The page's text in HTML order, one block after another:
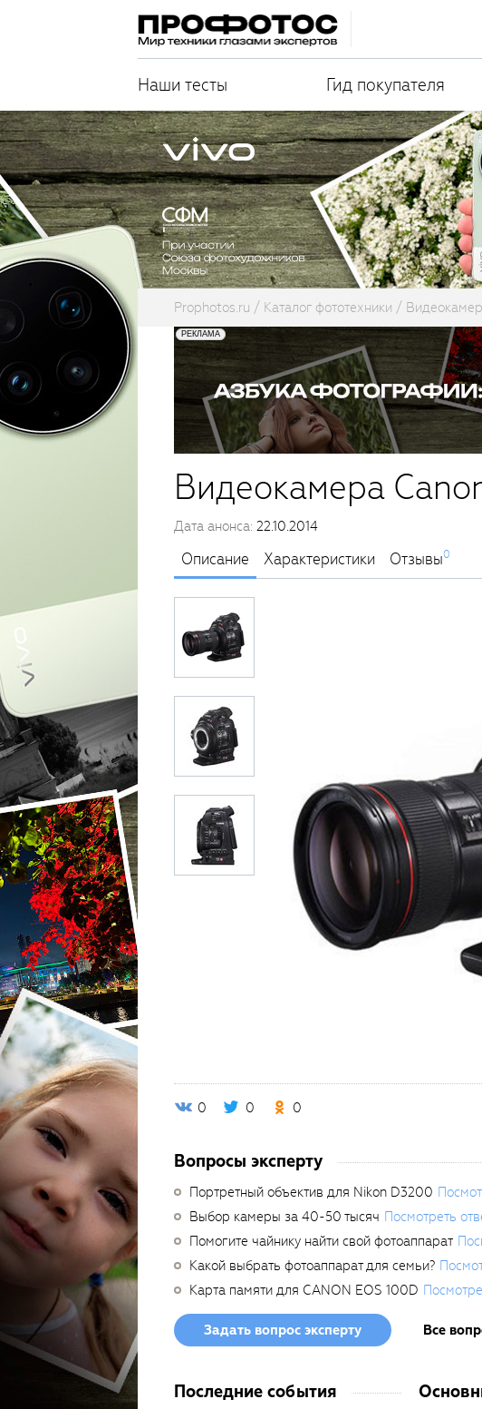
Наши тесты Гид покупателя
Prophotos.ru Каталог фототехники
Видеокамера
Дата анонса: 22.10.2014
Описание Характеристики Отзывы0
0 0 0
Вопросы эксперту
Портретный объектив для Nikon D3200
Выбор камеры за 40-50 тысяч Посмотреть
Помогите чайнику найти свой фотоаппарат
Какой выбрать фотоаппарат для семьи?
Карта памяти для CANON EOS 100D
Задать вопрос эксперту Все
Последние события